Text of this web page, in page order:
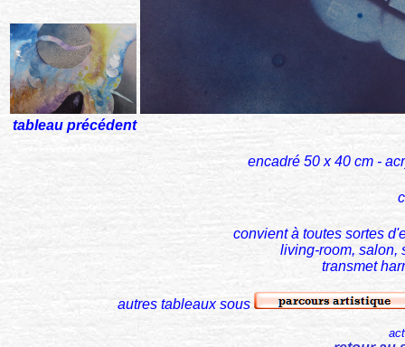
tableau précédent
encadré 50 x 40 cm -
convient à toutes sortes
living-room, salon,
transmet
autres tableaux sous